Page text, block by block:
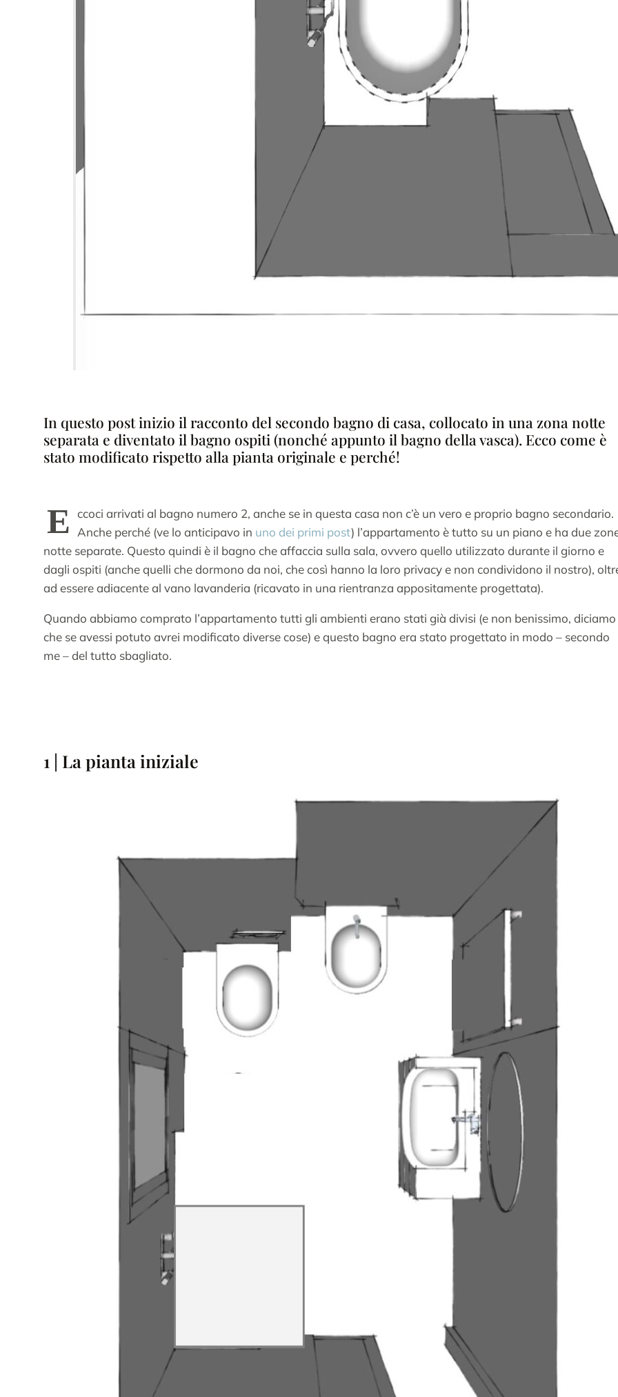
In questo post inizio il racconto del secondo bagno di casa, collocato in una zona notte
separata e diventato il bagno ospiti (nonché appunto il bagno della vasca). Ecco come è
stato modificato rispetto alla pianta originale e perché!
E ccoci arrivati al bagno numero 2, anche se in questa casa non c’è un vero e proprio bagno secondario.
Anche perché (ve lo anticipavo in uno dei primi post) l’appartamento è tutto su un piano e ha due
notte separate. Questo quindi è il bagno che affaccia sulla sala, ovvero quello utilizzato durante il giorno e
dagli ospiti (anche quelli che dormono da noi, che così hanno la loro privacy e non condividono il nostro),
ad essere adiacente al vano lavanderia (ricavato in una rientranza appositamente progettata).
Quando abbiamo comprato l’appartamento tutti gli ambienti erano stati già divisi (e non benissimo, diciamo
che se avessi potuto avrei modificato diverse cose) e questo bagno era stato progettato in modo – secondo
me – del tutto sbagliato.
1 | La pianta iniziale